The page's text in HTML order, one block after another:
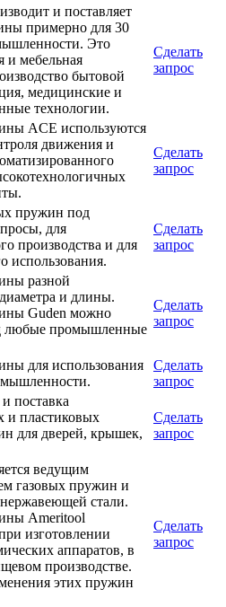
и поставляет
примерно для 30
Это
и мебельная
бытовой
медицинские и
технологии.
Сделать
запрос
ACE используются
движения и
Сделать
запрос
пружин под
для
производства и для
использования.
Сделать
запрос
разной
и длины.
Guden можно
любые промышленные
Сделать
запрос
для использования
Сделать
запрос
поставка
и пластиковых
для дверей, крышек,
Сделать
запрос
ведущим
газовых пружин и
стали.
Ameritool
изготовлении
аппаратов, в
производстве.
этих пружин
Сделать
запрос